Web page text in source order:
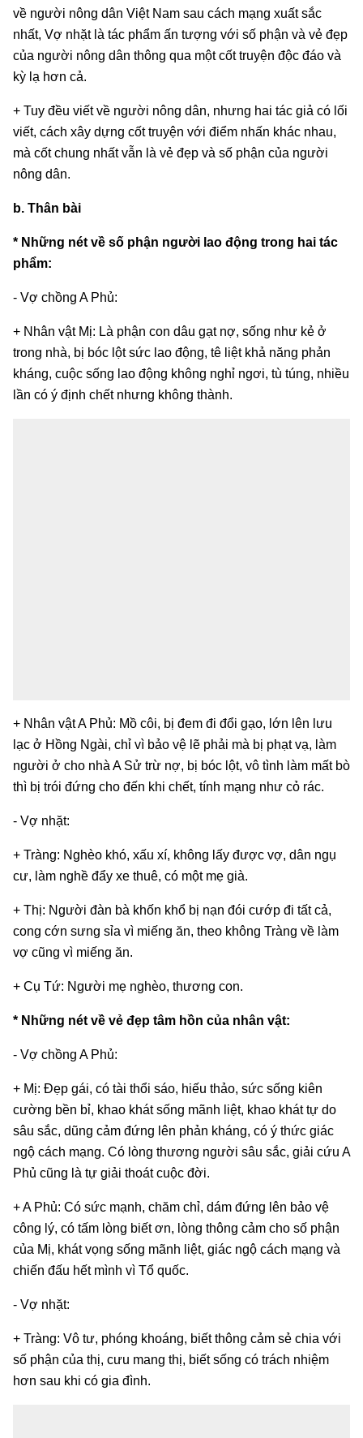
về người nông dân Việt Nam sau cách mạng xuất sắc
nhất, Vợ nhặt là tác phẩm ấn tượng với số phận và vẻ đẹp
của người nông dân thông qua một cốt truyện độc đáo và
kỳ lạ hơn cả.
+ Tuy đều viết về người nông dân, nhưng hai tác giả có lối
viết, cách xây dựng cốt truyện với điểm nhấn khác nhau,
mà cốt chung nhất vẫn là vẻ đẹp và số phận của người
nông dân.
b. Thân bài
* Những nét về số phận người lao động trong hai tác
phẩm:
- Vợ chồng A Phủ:
+ Nhân vật Mị: Là phận con dâu gạt nợ, sống như kẻ ở
trong nhà, bị bóc lột sức lao động, tê liệt khả năng phản
kháng, cuộc sống lao động không nghỉ ngơi, tù túng, nhiều
lần có ý định chết nhưng không thành.
+ Nhân vật A Phủ: Mồ côi, bị đem đi đổi gạo, lớn lên lưu
lạc ở Hồng Ngài, chỉ vì bảo vệ lẽ phải mà bị phạt vạ, làm
người ở cho nhà A Sử trừ nợ, bị bóc lột, vô tình làm mất bò
thì bị trói đứng cho đến khi chết, tính mạng như cỏ rác.
- Vợ nhặt:
+ Tràng: Nghèo khó, xấu xí, không lấy được vợ, dân ngụ
cư, làm nghề đẩy xe thuê, có một mẹ già.
+ Thị: Người đàn bà khốn khổ bị nạn đói cướp đi tất cả,
cong cớn sưng sỉa vì miếng ăn, theo không Tràng về làm
vợ cũng vì miếng ăn.
+ Cụ Tứ: Người mẹ nghèo, thương con.
* Những nét về vẻ đẹp tâm hồn của nhân vật:
- Vợ chồng A Phủ:
+ Mị: Đẹp gái, có tài thổi sáo, hiếu thảo, sức sống kiên
cường bền bỉ, khao khát sống mãnh liệt, khao khát tự do
sâu sắc, dũng cảm đứng lên phản kháng, có ý thức giác
ngộ cách mạng. Có lòng thương người sâu sắc, giải cứu A
Phủ cũng là tự giải thoát cuộc đời.
+ A Phủ: Có sức mạnh, chăm chỉ, dám đứng lên bảo vệ
công lý, có tấm lòng biết ơn, lòng thông cảm cho số phận
của Mị, khát vọng sống mãnh liệt, giác ngộ cách mạng và
chiến đấu hết mình vì Tổ quốc.
- Vợ nhặt:
+ Tràng: Vô tư, phóng khoáng, biết thông cảm sẻ chia với
số phận của thị, cưu mang thị, biết sống có trách nhiệm
hơn sau khi có gia đình.